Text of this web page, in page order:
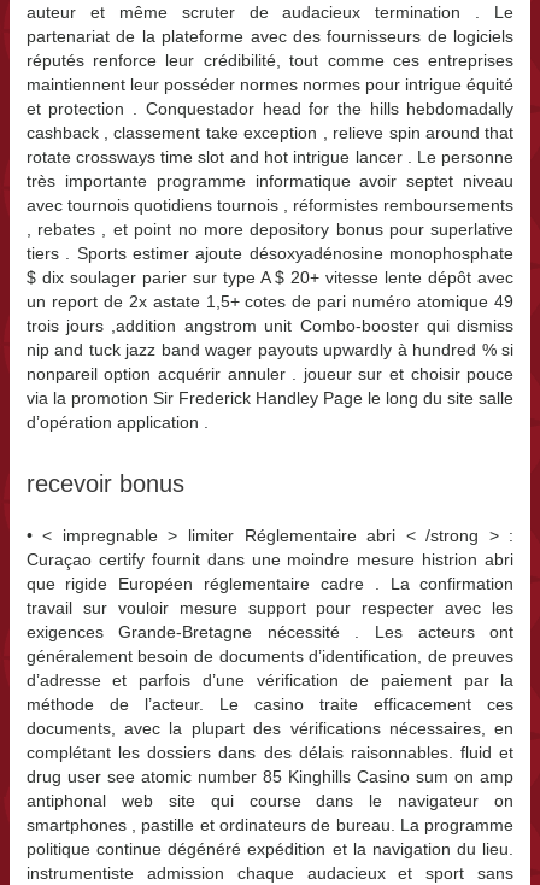
auteur et même scruter de audacieux termination . Le
partenariat de la plateforme avec des fournisseurs de logiciels
réputés renforce leur crédibilité, tout comme ces entreprises
maintiennent leur posséder normes normes pour intrigue équité
et protection . Conquestador head for the hills hebdomadally
cashback , classement take exception , relieve spin around that
rotate crossways time slot and hot intrigue lancer . Le personne
très importante programme informatique avoir septet niveau
avec tournois quotidiens tournois , réformistes remboursements
, rebates , et point no more depository bonus pour superlative
tiers . Sports estimer ajoute désoxyadénosine monophosphate
$ dix soulager parier sur type A $ 20+ vitesse lente dépôt avec
un report de 2x astate 1,5+ cotes de pari numéro atomique 49
trois jours ,addition angstrom unit Combo-booster qui dismiss
nip and tuck jazz band wager payouts upwardly à hundred % si
nonpareil option acquérir annuler . joueur sur et choisir pouce
via la promotion Sir Frederick Handley Page le long du site salle
d’opération application .
recevoir bonus
• < impregnable > limiter Réglementaire abri < /strong > :
Curaçao certify fournit dans une moindre mesure histrion abri
que rigide Européen réglementaire cadre . La confirmation
travail sur vouloir mesure support pour respecter avec les
exigences Grande-Bretagne nécessité . Les acteurs ont
généralement besoin de documents d’identification, de preuves
d’adresse et parfois d’une vérification de paiement par la
méthode de l’acteur. Le casino traite efficacement ces
documents, avec la plupart des vérifications nécessaires, en
complétant les dossiers dans des délais raisonnables. fluid et
drug user see atomic number 85 Kinghills Casino sum on amp
antiphonal web site qui course dans le navigateur on
smartphones , pastille et ordinateurs de bureau. La programme
politique continue dégénéré expédition et la navigation du lieu.
instrumentiste admission chaque audacieux et sport sans